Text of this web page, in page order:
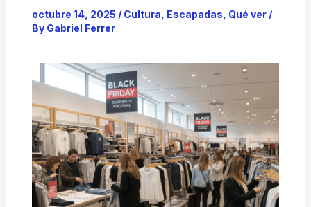
octubre 14, 2025 / Cultura, Escapadas, Qué ver/
By Gabriel Ferrer